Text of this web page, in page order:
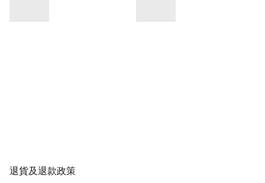
退貨及退款政策